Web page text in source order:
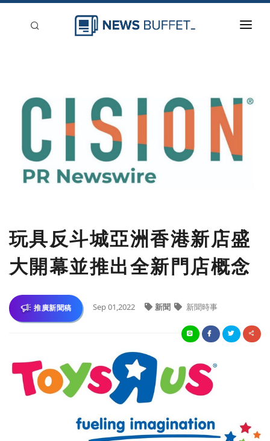
登入
玩具反斗城亞洲香港新店盛
大開幕並推出全新門店概念
推廣新聞稿 Sep 01,2022 新聞 新聞時事